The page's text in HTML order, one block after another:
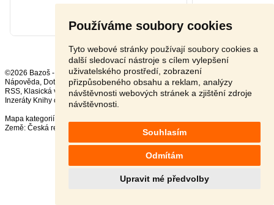
Používáme soubory cookies
Tyto webové stránky používají soubory cookies a
další sledovací nástroje s cílem vylepšení
uživatelského prostředí, zobrazení
přizpůsobeného obsahu a reklam, analýzy
návštěvnosti webových stránek a zjištění zdroje
návštěvnosti.
Souhlasím
Odmítám
Upravit mé předvolby
©2026 Bazoš -
Inzerce, Bazar
Nápověda, Dotazy ,Hodnocení,Kontakt,Reklama Podmínky,Ochrana údajů
RSS,
Inzeráty Knihy celkem:
37255 , za 24 hodin:
Mapa kategorií
Země: Česká republika Polsko, Rakousko